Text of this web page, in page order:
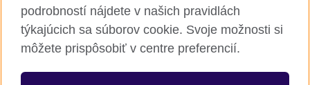
Ochrana súkromia a podmienky používania stránky
Cookies
Mapa stránok
podrobností nájdete v našich pravidlách
týkajúcich sa súborov cookie. Svoje možnosti si
môžete prispôsobiť v centre preferencií.